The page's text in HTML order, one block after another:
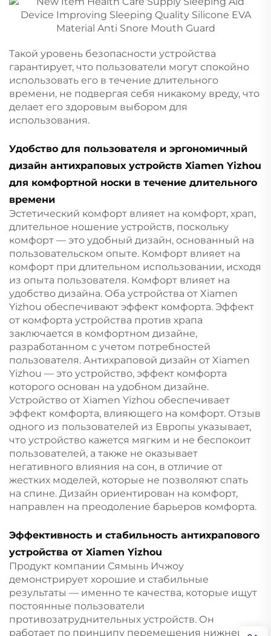
Такой уровень безопасности устройства
гарантирует, что пользователи могут спокойно
использовать его в течение длительного
времени, не подвергая себя никакому вреду, что
делает его здоровым выбором для
использования.
Удобство для пользователя и эргономичный
дизайн антихраповых устройств Xiamen Yizhou
для комфортной носки в течение длительного
времени
Эстетический комфорт влияет на комфорт, храп,
длительное ношение устройств, поскольку
комфорт — это удобный дизайн, основанный на
пользовательском опыте. Комфорт влияет на
комфорт при длительном использовании, исходя
из опыта пользователя. Комфорт влияет на
удобство дизайна. Оба устройства от Xiamen
Yizhou обеспечивают эффект комфорта. Эффект
от комфорта устройства против храпа
заключается в комфортном дизайне,
разработанном с учетом потребностей
пользователя. Антихраповой дизайн от Xiamen
Yizhou — это устройство, эффект комфорта
которого основан на удобном дизайне.
Устройство от Xiamen Yizhou обеспечивает
эффект комфорта, влияющего на комфорт. Отзыв
одного из пользователей из Европы указывает,
что устройство кажется мягким и не беспокоит
пользователей, а также не оказывает
негативного влияния на сон, в отличие от
жестких моделей, которые не позволяют спать
на спине. Дизайн ориентирован на комфорт,
направлен на преодоление барьеров комфорта.
Эффективность и стабильность антихрапового
устройства от Xiamen Yizhou
Продукт компании Сямынь Ичжоу
демонстрирует хорошие и стабильные
результаты — именно те качества, которые ищут
постоянные пользователи
противозатруднительных устройств. Он
работает по принципу перемещения нижней